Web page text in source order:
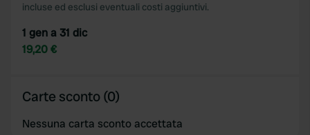
incluse ed esclusi eventuali costi aggiuntivi.
1 gen a 31 dic
19,20 €
Carte sconto (0)
Nessuna carta sconto accettata